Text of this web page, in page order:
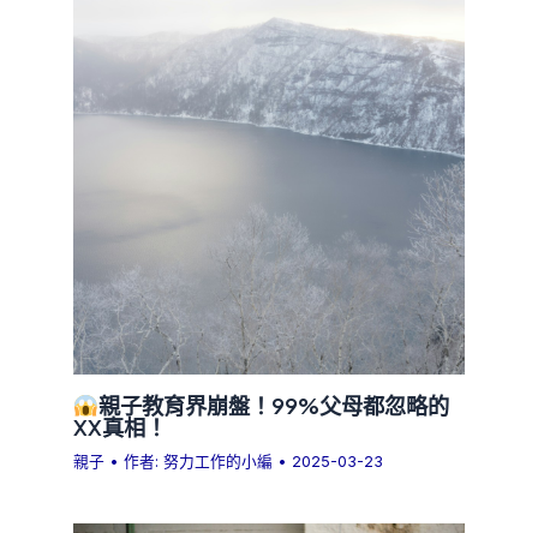
親子教育界崩盤！99%父母都忽略的
XX真相！
親子 • 作者:努力工作的小編 • 2025-03-23